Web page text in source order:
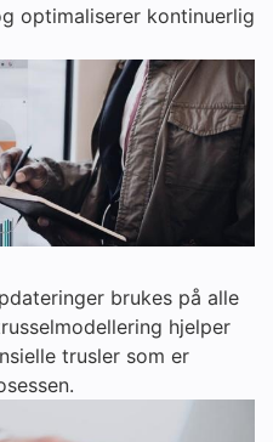
optimaliserer kontinuerlig
brukes på alle
hjelper
trusler som er